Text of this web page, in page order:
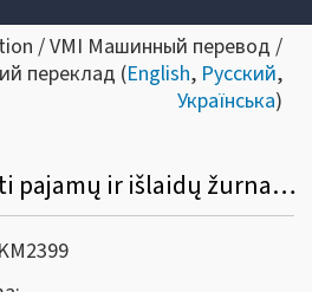
/ VMI Машинный перевод /
переклад (English, Русский,
Українська)
Kaip atsispausdinti pajamų ir išlaidų žurnalą?